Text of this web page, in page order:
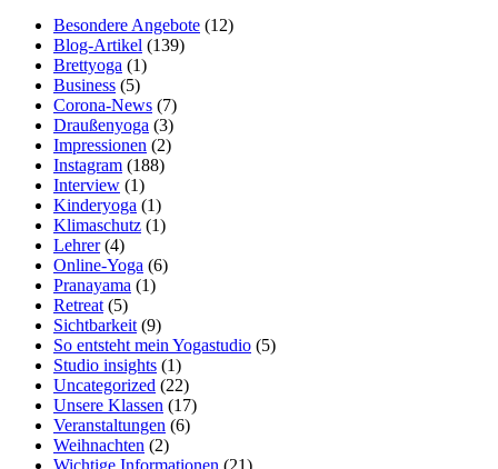
Besondere Angebote (12)
Blog-Artikel (139)
Brettyoga (1)
Business (5)
Corona-News (7)
Draußenyoga (3)
Impressionen (2)
Instagram (188)
Interview (1)
Kinderyoga (1)
Klimaschutz (1)
Lehrer(4)
Online-Yoga (6)
Pranayama (1)
Retreat (5)
Sichtbarkeit (9)
So entsteht mein Yogastudio (5)
Studio insights (1)
Uncategorized (22)
Unsere Klassen (17)
Veranstaltungen (6)
Weihnachten (2)
Wichtige Informationen (21)